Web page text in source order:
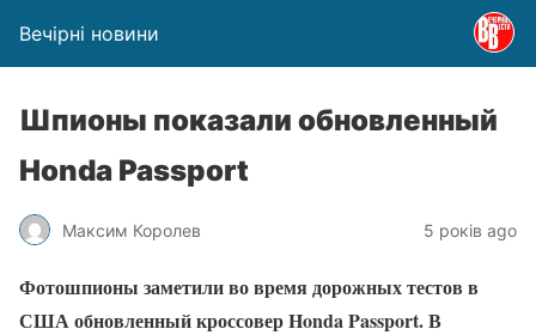
Вечірні новини
Шпионы показали обновленный
Honda Passport
Максим Королев 5 років ago
Фотошпионы заметили во время дорожных тестов в
США обновленный кроссовер Honda Passport. В